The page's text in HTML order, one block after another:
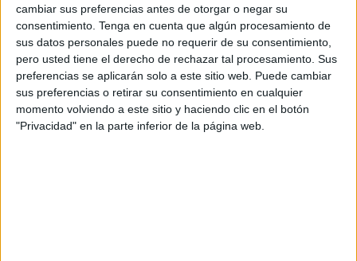
cambiar sus preferencias antes de otorgar o negar su
consentimiento. Tenga en cuenta que algún procesamiento de
sus datos personales puede no requerir de su consentimiento,
pero usted tiene el derecho de rechazar tal procesamiento. Sus
preferencias se aplicarán solo a este sitio web. Puede cambiar
sus preferencias o retirar su consentimiento en cualquier
momento volviendo a este sitio y haciendo clic en el botón
"Privacidad" en la parte inferior de la página web.
HACE 16 MINUTOS
Condenado tras entrar en una casa: se
llegó a meter en la cama de su dueña
HACE 23 MINUTOS
A prisión el piloto de la moto de agua que
quiso huir de la Guardia Civil